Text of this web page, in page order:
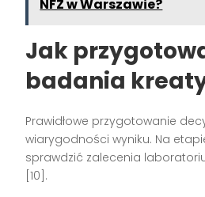
NFZ w Warszawie?
Jak
badania
Prawidłowe przygotowanie
wiarygodności wyniku. Na
sprawdzić zalecenia
[10].